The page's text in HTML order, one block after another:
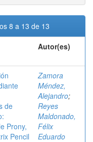
8 a 13 de 13
Autor(es)
de
Prony,
Pencil
Zamora
Méndez,
Alejandro;
Reyes
Maldonado,
Félix
Eduardo